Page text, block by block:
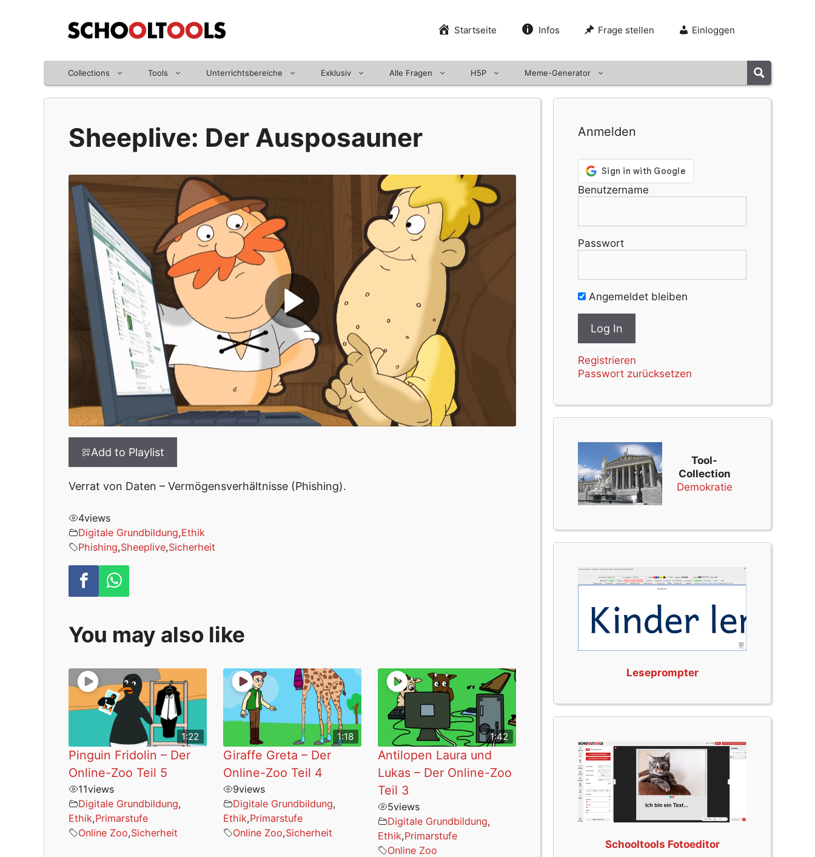
Startseite Infos Frage stellen Einloggen
Collections Tools Unterrichtsbereiche Exklusiv Alle Fragen H5P Meme-Generator
Sheeplive: Der Ausposauner
Add to Playlist
Verrat von Daten – Vermögensverhältnisse (Phishing).
4views
Digitale Grundbildung,Ethik
Phishing,Sheeplive,Sicherheit
You may also like
1:22
Pinguin Fridolin – Der
Online-Zoo Teil 5
11views
Digitale Grundbildung,
Ethik,Primarstufe
Online Zoo,Sicherheit
1:18
Giraffe Greta – Der
Online-Zoo Teil 4
9views
Digitale Grundbildung,
Ethik,Primarstufe
Online Zoo,Sicherheit
1:42
Antilopen Laura und
Lukas – Der Online-Zoo
Teil 3
5views
Digitale Grundbildung,
Ethik,Primarstufe
Online Zoo
Anmelden
Benutzername
Passwort
Angemeldet bleiben
Registrieren
Passwort zurücksetzen
Tool-
Collection
Demokratie
Leseprompter
Schooltools Fotoeditor